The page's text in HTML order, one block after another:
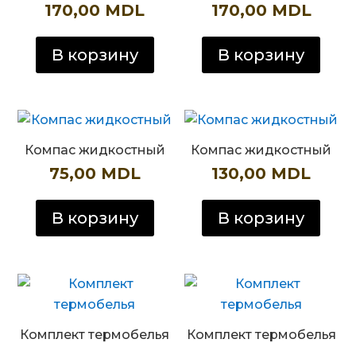
170,00 MDL
В корзину
170,00 MDL
В корзину
Компас жидкостный
75,00 MDL
В корзину
Компас жидкостный
130,00 MDL
В корзину
Комплект термобелья Комплект термобелья